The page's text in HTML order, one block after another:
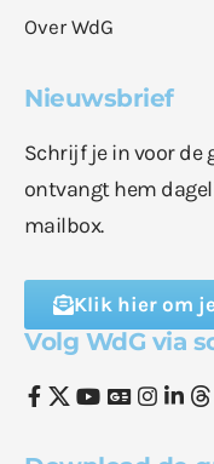
Over WdG
Nieuwsbrief
Schrijf je in voor de
ontvangt hem
mailbox.
Klik hier om
Volg WdG via